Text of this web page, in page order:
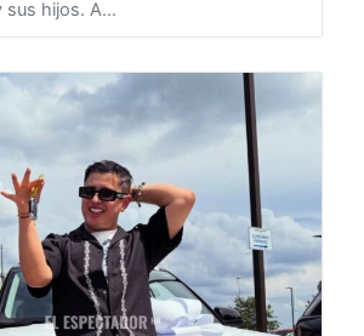
vacaciones junto a su esposo,
sus hijos. A...